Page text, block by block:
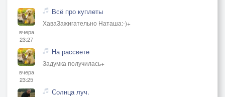
вчера
23:27
Всё про куплеты
ХаваЗажигательно Наташа:-)+
вчера
23:25
На рассвете
Задумка получилась+
Солнца луч.